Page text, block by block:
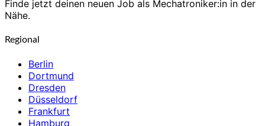
Finde jetzt deinen neuen Job als Mechatroniker:in in der
Nähe.
Regional
Berlin
Dortmund
Dresden
Düsseldorf
Frankfurt
Hamburg